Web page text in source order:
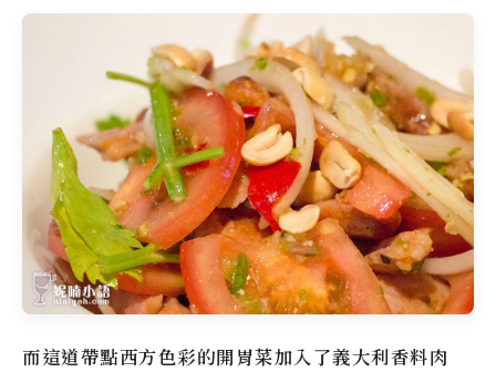
而這道帶點西方色彩的開胃菜加入了義大利香料肉